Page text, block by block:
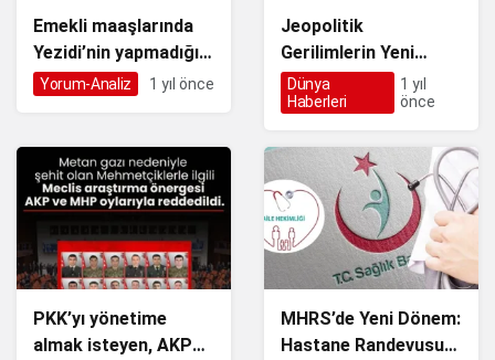
Emekli maaşlarında
Yezidi’nin yapmadığını
yaptılar!
Yorum-Analiz 1 yıl önce
Jeopolitik
Gerilimlerin Yeni
Boyutu
Dünya
Haberleri
1 yıl
önce
PKK’yı yönetime
almak isteyen, AKP
MHRS’de Yeni Dönem:
Hastane Randevusu